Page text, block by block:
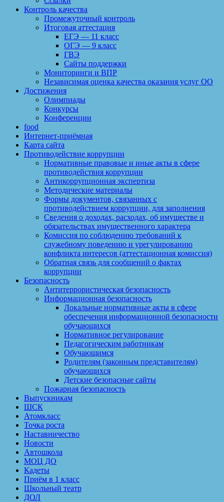
Контроль качества
Промежуточный контроль
Итоговая аттестация
ЕГЭ — 11 класс
ОГЭ — 9 класс
ГВЭ
Сайты поддержки
Мониторинги и ВПР
Независимая оценка качества оказания услуг ОО
Достижения
Олимпиады
Конкурсы
Конференции
food
Интернет-приёмная
Карта сайта
Противодействие коррупции
Нормативные правовые и иные акты в сфере
противодействия коррупции
Антикоррупционная экспертиза
Методические материалы
Формы документов, связанных с
противодействием коррупции, для заполнения
Сведения о доходах, расходах, об имуществе и
обязательствах имущественного характера
Комиссия по соблюдению требований к
служебному поведению и урегулированию
конфликта интересов (аттестационная комиссия)
Обратная связь для сообщений о фактах
коррупции
Безопасность
Антитеррористическая безопасность
Информационная безопасность
Локальные нормативные акты в сфере
обеспечения информационной безопасности
обучающихся
Нормативное регулирование
Педагогическим работникам
Обучающимся
Родителям (законным представителям)
обучающихся
Детские безопасные сайты
Пожарная безопасность
Выпускникам
ШСК
Атомкласс
Точка роста
Наставничество
Новости
Автошкола
МОЦ ДО
Кадеты
Приём в 1 класс
Школьный театр
ДОЛ